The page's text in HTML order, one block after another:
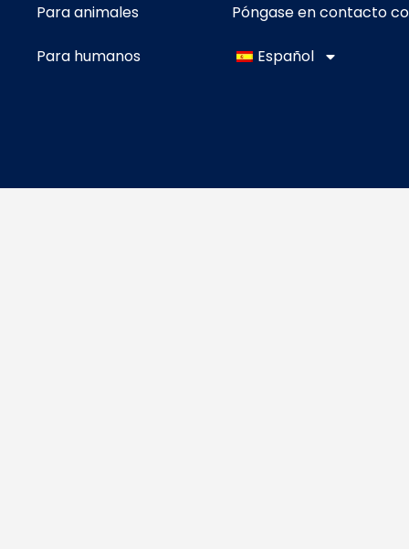
Para animales
Para humanos
Póngase en contacto
Español